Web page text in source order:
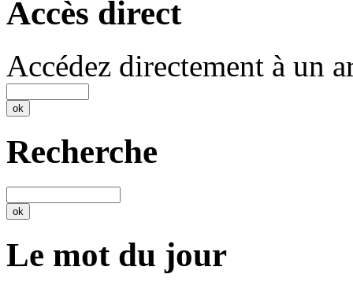
Accès direct
Accédez directement à un
Recherche
Le mot du jour